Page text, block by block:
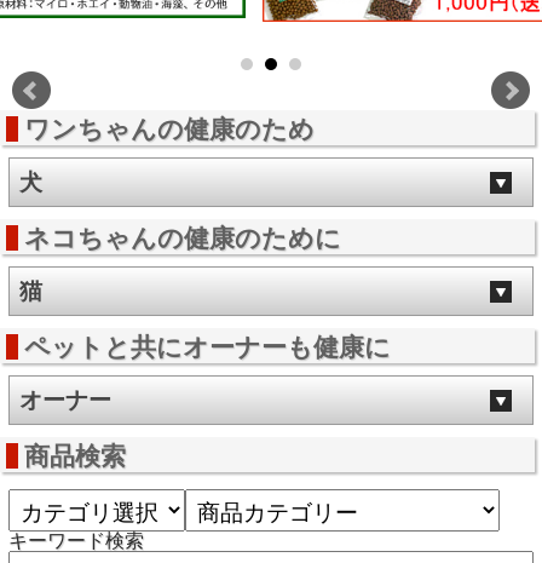
ワンちゃんの健康のため
犬
ネコちゃんの健康のために
猫
ペットと共にオーナーも健康に
オーナー
商品検索
キーワード検索